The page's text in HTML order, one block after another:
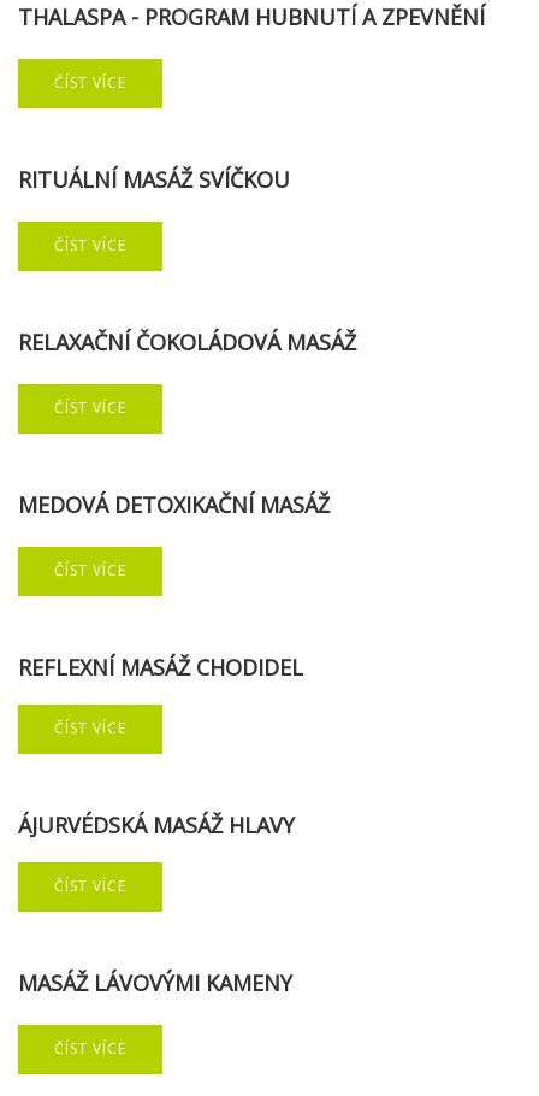
THALASPA - PROGRAM HUBNUTÍ A ZPEVNĚNÍ
ČÍST VÍCE
RITUÁLNÍ MASÁŽ SVÍČKOU
ČÍST VÍCE
RELAXAČNÍ ČOKOLÁDOVÁ MASÁŽ
ČÍST VÍCE
MEDOVÁ DETOXIKAČNÍ MASÁŽ
ČÍST VÍCE
REFLEXNÍ MASÁŽ CHODIDEL
ČÍST VÍCE
ÁJURVÉDSKÁ MASÁŽ HLAVY
ČÍST VÍCE
MASÁŽ LÁVOVÝMI KAMENY
ČÍST VÍCE